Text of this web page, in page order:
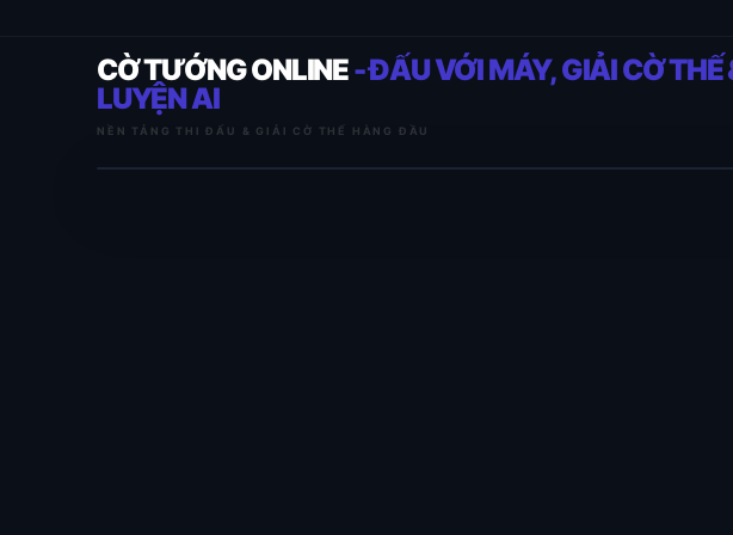
CỜ TƯỚNG ONLINE- ĐẤU VỚI MÁY, GIẢI CỜ THẾ
LUYỆN AI
NỀN TẢNG THI ĐẤU & GIẢI CỜ THẾ HÀNG ĐẦU